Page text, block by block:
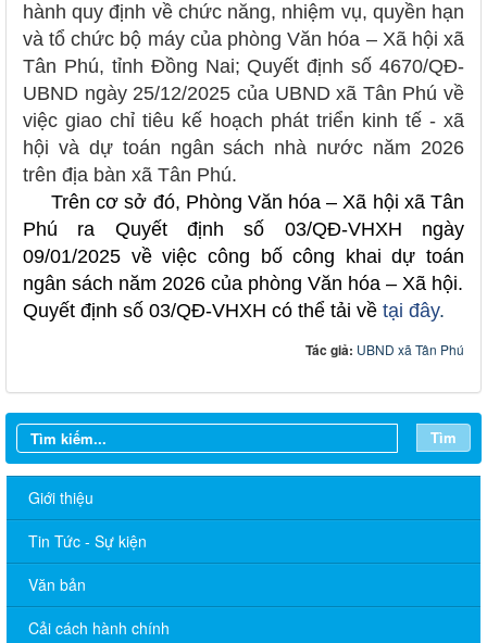
hành quy định về chức năng, nhiệm vụ, quyền hạn
và tổ chức bộ máy của phòng Văn hóa – Xã hội xã
Tân Phú, tỉnh Đồng Nai; Quyết định số 4670/QĐ-
UBND ngày 25/12/2025 của UBND xã Tân Phú về
việc giao chỉ tiêu kế hoạch phát triển kinh tế - xã
hội và dự toán ngân sách nhà nước năm 2026
trên địa bàn xã Tân Phú.
Trên cơ sở đó, Phòng Văn hóa – Xã hội xã Tân
Phú ra Quyết định số 03/QĐ-VHXH ngày
09/01/2025 về việc công bố công khai dự toán
ngân sách năm 2026 của phòng Văn hóa – Xã hội.
Quyết định số 03/QĐ-VHXH có thể tải về tại đây.
Tác giả: UBND xã Tân Phú
Tìm
Giới thiệu
Tin Tức - Sự kiện
Văn bản
Cải cách hành chính